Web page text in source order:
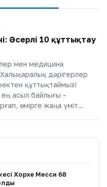
Әсерлі 10 құттықтау
мен медицина
дәрігерлер
құттықтаймыз!
асыл байлығы –
өмірге жаңа үміт…
Хорхе Месси 68